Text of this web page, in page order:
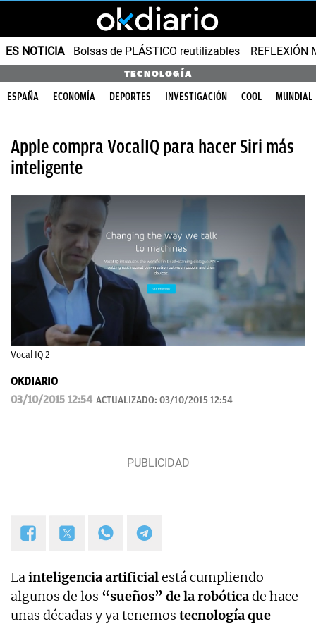
ES NOTICIA Bolsas de PLÁSTICO reutilizables REFLEXIÓN
TECNOLOGÍA
ESPAÑA ECONOMÍA DEPORTES INVESTIGACIÓN COOL MUNDIAL
Apple compra VocalIQ para hacer Siri más
inteligente
Vocal IQ 2
OKDIARIO
03/10/2015 12:54 ACTUALIZADO: 03/10/2015 12:54
Lainteligencia artificialestá cumpliendo
algunos de los “sueños” de la robóticade hace
unas décadas y ya tenemos tecnología que